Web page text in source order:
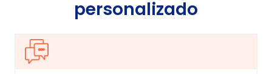
personalizado